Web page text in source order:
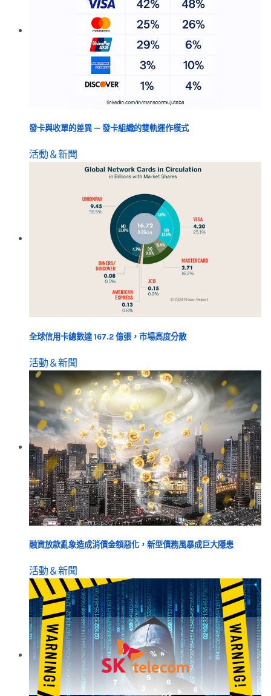
發卡與收單的差異 — 發卡組織的雙軌運作模式
活動＆新聞
全球信用卡總數達 167.2 億張，市場高度分散
活動＆新聞
融資放款亂象造成消債金額惡化，新型債務風暴成巨大隱患
活動＆新聞